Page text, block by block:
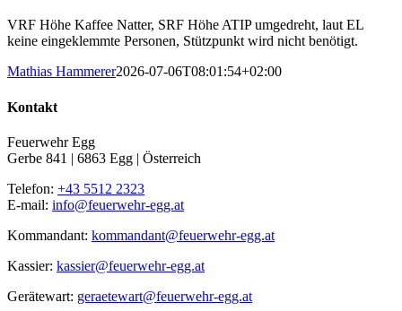
VRF Höhe Kaffee Natter, SRF Höhe ATIP umgedreht, laut EL
keine eingeklemmte Personen, Stützpunkt wird nicht benötigt.
Mathias Hammerer2026-07-06T08:01:54+02:00
Kontakt
Feuerwehr Egg
Gerbe 841 | 6863 Egg | Österreich
Telefon: +43 5512 2323
E-mail: info@feuerwehr-egg.at
Kommandant: kommandant@feuerwehr-egg.at
Kassier: kassier@feuerwehr-egg.at
Gerätewart: geraetewart@feuerwehr-egg.at